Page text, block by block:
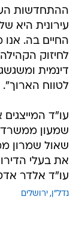
ההתחדשות
עירונית היא
החיים בה. אנו
לחיזוק
דינמית
לטווח הארוך".
עו"ד
שאול שמרון
את בעלי
עו"ד אלדר
נדל"ן ירושלים